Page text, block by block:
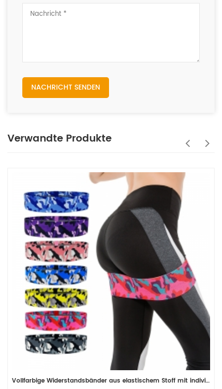
NACHRICHT SENDEN
Verwandte Produkte
Vollfarbige Widerstandsbänder aus elastischem Stoff mit individuellem Logo